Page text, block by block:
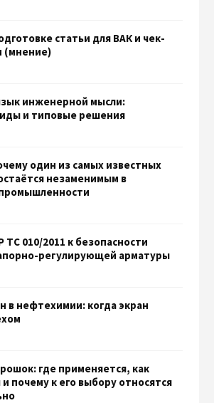
статьи для ВАК и чек-
(мнение)
инженерной мысли:
и типовые решения
один из самых известных
незаменимым в
ТС 010/2011 к безопасности
регулирующей арматуры
в нефтехимии: когда экран
где применяется, как
почему к его выбору относятся